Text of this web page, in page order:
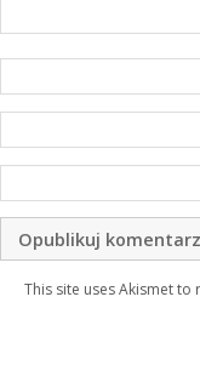
This site uses Akismet to